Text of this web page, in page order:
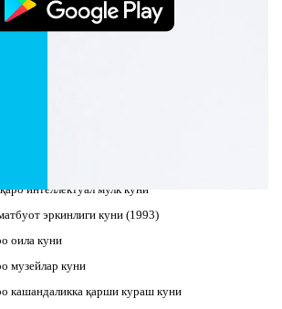
аъзо бўлган кун
Улуғбек туғилган кун
интеллектуал мулк куни
эркинлиги куни (1993)
оила куни
музейлар куни
кашандаликка қарши кураш куни